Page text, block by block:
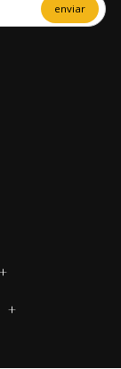
enviar